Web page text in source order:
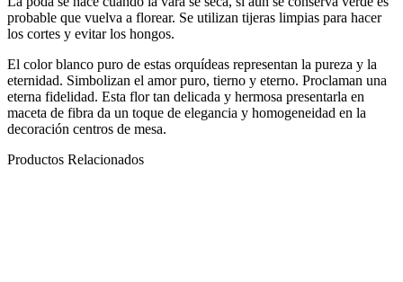
probable que vuelva a florear. Se utilizan tijeras limpias para hacer
los cortes y evitar los hongos.
El color blanco puro de estas orquídeas representan la pureza y la
eternidad. Simbolizan el amor puro, tierno y eterno. Proclaman una
eterna fidelidad. Esta flor tan delicada y hermosa presentarla en
maceta de fibra da un toque de elegancia y homogeneidad en la
decoración centros de mesa.
Productos Relacionados